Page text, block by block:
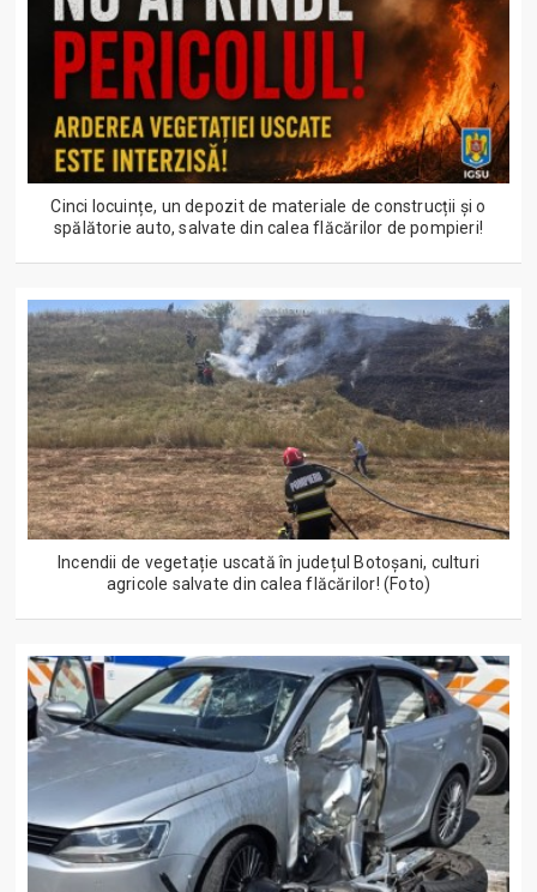
Cinci locuințe, un depozit de materiale de construcții și o
spălătorie auto, salvate din calea flăcărilor de pompieri!
Incendii de vegetație uscată în județul Botoșani, culturi
agricole salvate din calea flăcărilor! (Foto)